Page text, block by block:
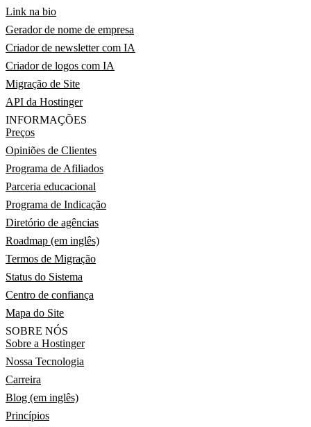
Link na bio
Gerador de nome de empresa
Criador de newsletter com IA
Criador de logos com IA
Migração de Site
API da Hostinger
INFORMAÇÕES
Preços
Opiniões de Clientes
Programa de Afiliados
Parceria educacional
Programa de Indicação
Diretório de agências
Roadmap (em inglês)
Termos de Migração
Status do Sistema
Centro de confiança
Mapa do Site
SOBRE NÓS
Sobre a Hostinger
Nossa Tecnologia
Carreira
Blog (em inglês)
Princípios